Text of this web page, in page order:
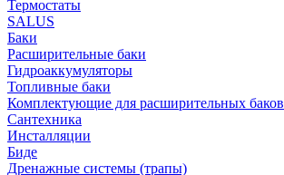
Термостаты
SALUS
Баки
Расширительные баки
Гидроаккумуляторы
Топливные баки
Комплектующие для расширительных баков
Сантехника
Инсталляции
Биде
Дренажные системы (трапы)